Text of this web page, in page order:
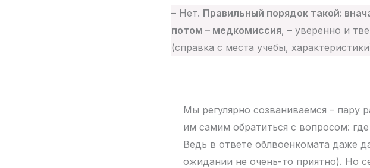
– Нет. Правильный порядок такой:
потом – медкомиссия, – уверенно и
(справка с места учебы,
Мы регулярно созваниваемся –
им самим обратиться с вопросом:
Ведь в ответе облвоенкомата даже
ожидании не очень-то приятно). Но